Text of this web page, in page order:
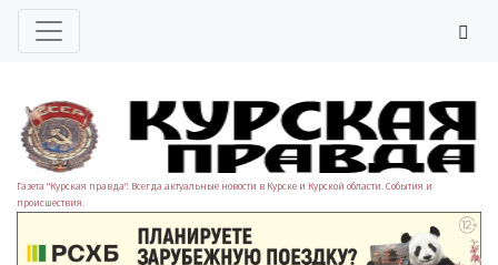
Газета "Курская правда". Всегда актуальные новости в Курске и Курской области. События и
происшествия.